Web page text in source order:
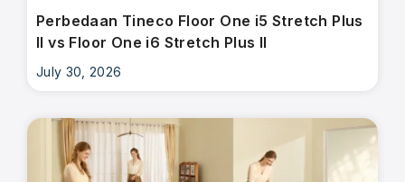
Perbedaan Tineco Floor One i5 Stretch Plus
II vs Floor One i6 Stretch Plus II
July 30, 2026